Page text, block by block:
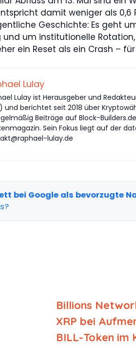
damit weniger als
Geschichte: Es geht
und um institutionelle
ein Reset als ein Crash –
Lulay
Lulay ist Herausgeber und
und berichtet seit 2018 über
Beiträge auf Block-
Sein Fokus liegt auf der
lulay.de
bei Google als bevorzugte
Billions
XRP bei
BILL-Token im